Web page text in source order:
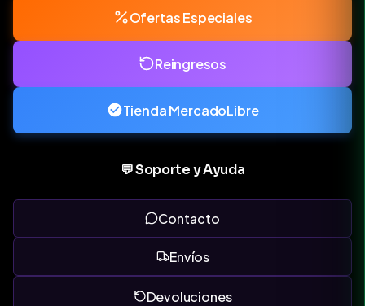
Ofertas Especiales
Reingresos
Tienda MercadoLibre
💬 Soporte y Ayuda
Contacto
Envíos
Devoluciones